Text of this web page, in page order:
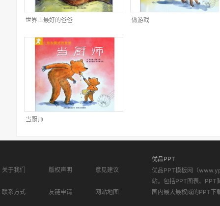
世界上最好的爸爸 做游戏
当厨师
关于我们 版权声明 意见建议
联系方式 友链申请 网站地图
优品PPT
优品PPT模板网（
站。包括PPT图表、PPT
国内最大最权威的PPT下